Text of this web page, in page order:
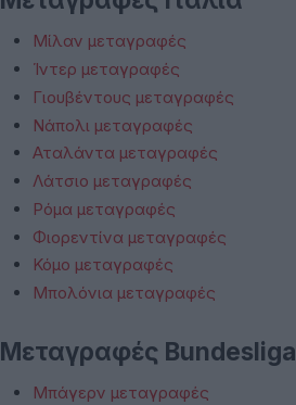
Μίλαν μεταγραφές
Ίντερ μεταγραφές
Γιουβέντους μεταγραφές
Νάπολι μεταγραφές
Αταλάντα μεταγραφές
Λάτσιο μεταγραφές
Ρόμα μεταγραφές
Φιορεντίνα μεταγραφές
Κόμο μεταγραφές
Μπολόνια μεταγραφές
Μεταγραφές Bundesliga
Μπάγερν μεταγραφές